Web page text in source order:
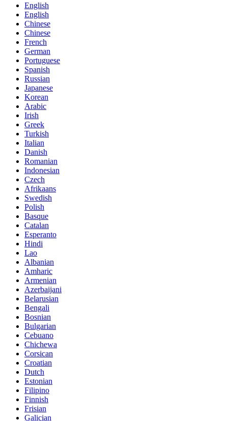
English
English
Chinese
Chinese
French
German
Portuguese
Spanish
Russian
Japanese
Korean
Arabic
Irish
Greek
Turkish
Italian
Danish
Romanian
Indonesian
Czech
Afrikaans
Swedish
Polish
Basque
Catalan
Esperanto
Hindi
Lao
Albanian
Amharic
Armenian
Azerbaijani
Belarusian
Bengali
Bosnian
Bulgarian
Cebuano
Chichewa
Corsican
Croatian
Dutch
Estonian
Filipino
Finnish
Frisian
Galician